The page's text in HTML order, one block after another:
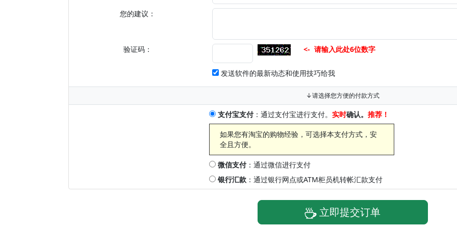
您的建议：
验证码： <- 请输入此处6位数字
发送软件的最新动态和使用技巧给我
↓请选择您方便的付款方式
支付宝支付：通过支付宝进行支付。 实时确认。 推荐！
如果您有淘宝的购物经验，可选择本支付方式，安
全且方便。
微信支付：通过微信进行支付
银行汇款：通过银行网点或ATM柜员机转帐汇款支付
立即提交订单